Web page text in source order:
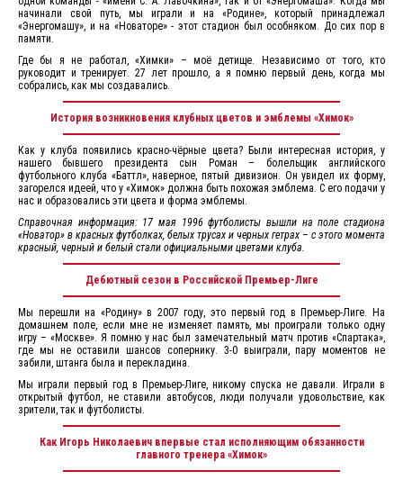
начинали свой путь, мы играли и на «Родине», который принадлежал
«Энергомашу», и на «Новаторе» - этот стадион был особняком. До сих пор в
памяти.
Где бы я не работал, «Химки» – моё детище. Независимо от того, кто
руководит и тренирует. 27 лет прошло, а я помню первый день, когда мы
собрались, как мы создавались.
История возникновения клубных цветов и эмблемы «Химок»
Как у клуба появились красно-чёрные цвета? Были интересная история, у
нашего бывшего президента сын Роман – болельщик английского
футбольного клуба «Баттл», наверное, пятый дивизион. Он увидел их форму,
загорелся идеей, что у «Химок» должна быть похожая эмблема. С его подачи у
нас и образовались эти цвета и форма эмблемы.
Справочная информация: 17 мая 1996 футболисты вышли на поле стадиона
«Новатор» в красных футболках, белых трусах и черных гетрах – с этого момента
красный, черный и белый стали официальными цветами клуба.
Дебютный сезон в Российской Премьер-Лиге
Мы перешли на «Родину» в 2007 году, это первый год в Премьер-Лиге. На
домашнем поле, если мне не изменяет память, мы проиграли только одну
игру – «Москве». Я помню у нас был замечательный матч против «Спартака»,
где мы не оставили шансов сопернику. 3-0 выиграли, пару моментов не
забили, штанга была и перекладина.
Мы играли первый год в Премьер-Лиге, никому спуска не давали. Играли в
открытый футбол, не ставили автобусов, люди получали удовольствие, как
зрители, так и футболисты.
Как Игорь Николаевич впервые стал исполняющим обязанности
главного тренера «Химок»